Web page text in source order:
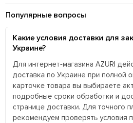
Популярные вопросы
Какие условия доставки для
Украине?
Для интернет-магазина AZURI
доставка по Украине при полной
карточке товара вы выбираете
подробные сроки обработки и
странице доставки. Для точного
рекомендуем проверять